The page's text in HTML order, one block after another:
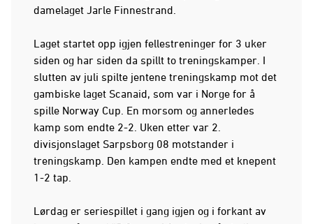
damelaget Jarle Finnestrand.
Laget startet opp igjen fellestreninger for 3 uker
siden og har siden da spillt to treningskamper. I
slutten av juli spilte jentene treningskamp mot det
gambiske laget Scanaid, som var i Norge for å
spille Norway Cup. En morsom og annerledes
kamp som endte 2-2. Uken etter var 2.
divisjonslaget Sarpsborg 08 motstander i
treningskamp. Den kampen endte med et knepent
1-2 tap.
Lørdag er seriespillet i gang igjen og i forkant av